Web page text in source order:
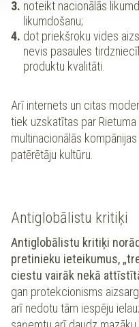
noteikt nacionālās
likumdošanu;
dot priekšroku vides
nevis pasaules
produktu kvalitāti.
Arī internets un citas
tiek uzskatītas par
multinacionālās
patērētāju kultūru.
Antiglobālistu kritiķi
Antiglobālistu kritiķi
pretinieku ieteikumus,
ciestu vairāk nekā
gan protekcionisms
arī nedotu tām iespēju